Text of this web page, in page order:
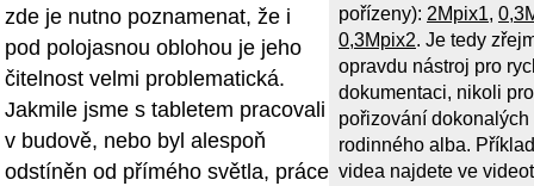
pořízeny): 2Mpix1,
0,3Mpix2. Je tedy
opravdu nástroj pro
dokumentaci, nikoli pro
pořizování dokonalých
rodinného alba.
videa najdete ve
zde je nutno poznamenat, že i
pod polojasnou oblohou je jeho
čitelnost velmi problematická.
Jakmile jsme s tabletem pracovali
v budově, nebo byl alespoň
odstíněn od přímého světla, práce